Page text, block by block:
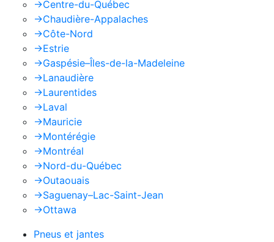
->Centre-du-Québec
->Chaudière-Appalaches
->Côte-Nord
->Estrie
->Gaspésie–Îles-de-la-Madeleine
->Lanaudière
->Laurentides
->Laval
->Mauricie
->Montérégie
->Montréal
->Nord-du-Québec
->Outaouais
->Saguenay–Lac-Saint-Jean
->Ottawa
Pneus et jantes